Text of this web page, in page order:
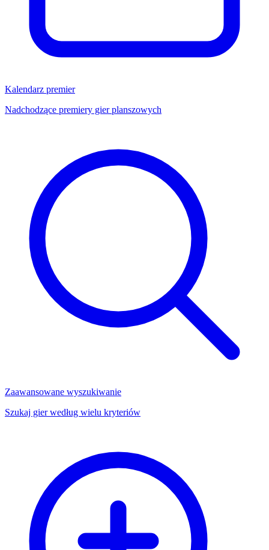
Kalendarz premier
Nadchodzące premiery gier planszowych
Zaawansowane wyszukiwanie
Szukaj gier według wielu kryteriów